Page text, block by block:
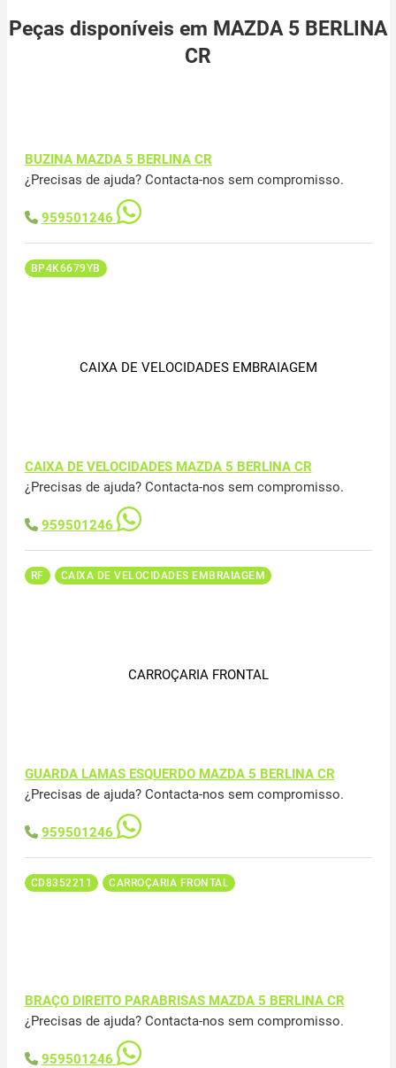
Peças disponíveis em MAZDA 5 BERLINA
CR
BUZINA MAZDA 5 BERLINA CR
¿Precisas de ajuda? Contacta-nos sem compromisso.
959501246
BP4K6679YB
CAIXA DE VELOCIDADES EMBRAIAGEM
CAIXA DE VELOCIDADES MAZDA 5 BERLINA CR
¿Precisas de ajuda? Contacta-nos sem compromisso.
959501246
RF CAIXA DE VELOCIDADES EMBRAIAGEM
CARROÇARIA FRONTAL
GUARDA LAMAS ESQUERDO MAZDA 5 BERLINA CR
¿Precisas de ajuda? Contacta-nos sem compromisso.
959501246
CD8352211 CARROÇARIA FRONTAL
BRAÇO DIREITO PARABRISAS MAZDA 5 BERLINA CR
¿Precisas de ajuda? Contacta-nos sem compromisso.
959501246